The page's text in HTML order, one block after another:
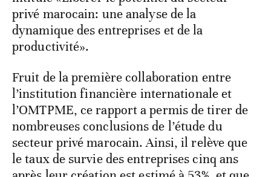
privé marocain: une analyse de la
dynamique des entreprises et de la
productivité».
Fruit de la première collaboration entre
l’institution financière internationale et
l’OMTPME, ce rapport a permis de tirer de
nombreuses conclusions de l’étude du
secteur privé marocain. Ainsi, il relève que
le taux de survie des entreprises cinq ans